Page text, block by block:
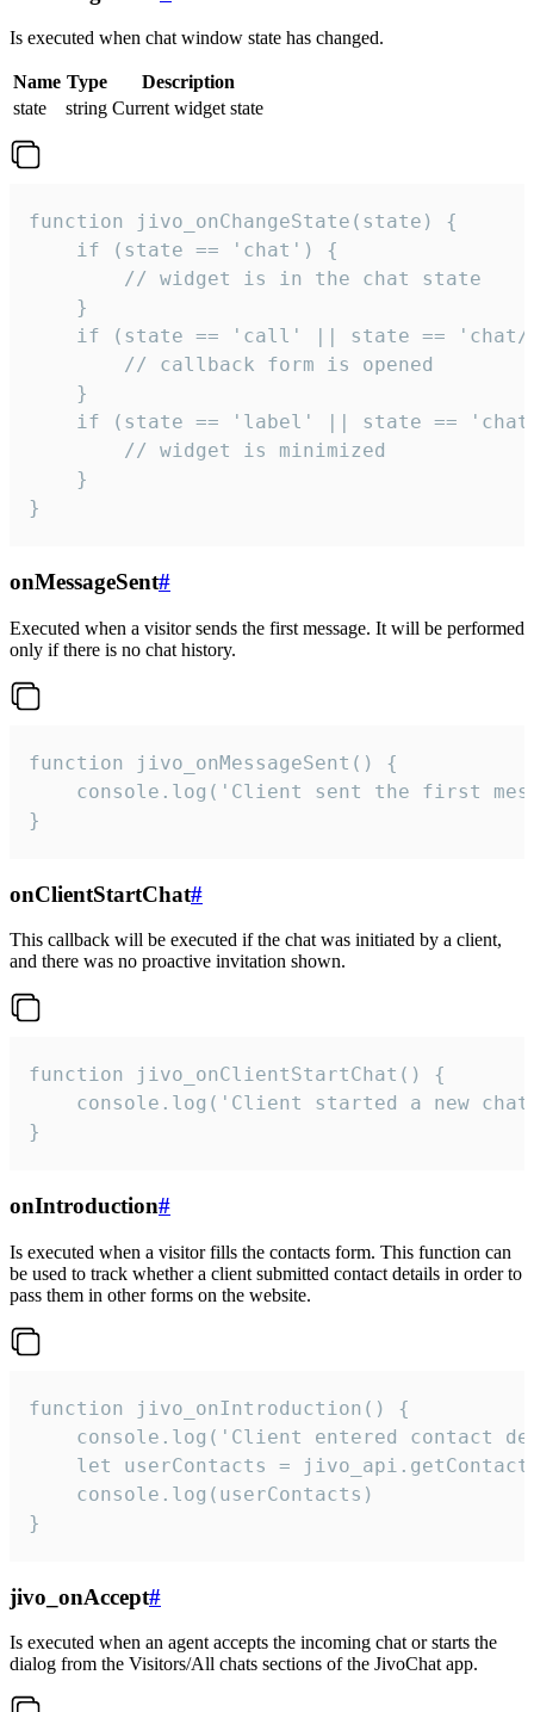
Is executed when chat window state has changed.
Name Type
Description
state
string Current widget state
function jivo_onChangeState(state) {
    if (state == 'chat') {
        // widget is in the chat state
    }
if (state == 'call' || state ==
        // callback form is opened
    }
if (state == 'label' || state ==
        // widget is minimized
    }
}
onMessageSent#
Executed when a visitor sends the first message. It will be performed
only if there is no chat history.
function jivo_onMessageSent() {
console.log('Client sent the first
}
onClientStartChat#
This callback will be executed if the chat was initiated by a client,
and there was no proactive invitation shown.
function jivo_onClientStartChat() {
console.log('Client started a new
}
onIntroduction#
Is executed when a visitor fills the contacts form. This function can
be used to track whether a client submitted contact details in order to
pass them in other forms on the website.
function jivo_onIntroduction() {
console.log('Client entered contact
let userContacts =
    console.log(userContacts)
}
jivo_onAccept#
Is executed when an agent accepts the incoming chat or starts the
dialog from the Visitors/All chats sections of the JivoChat app.